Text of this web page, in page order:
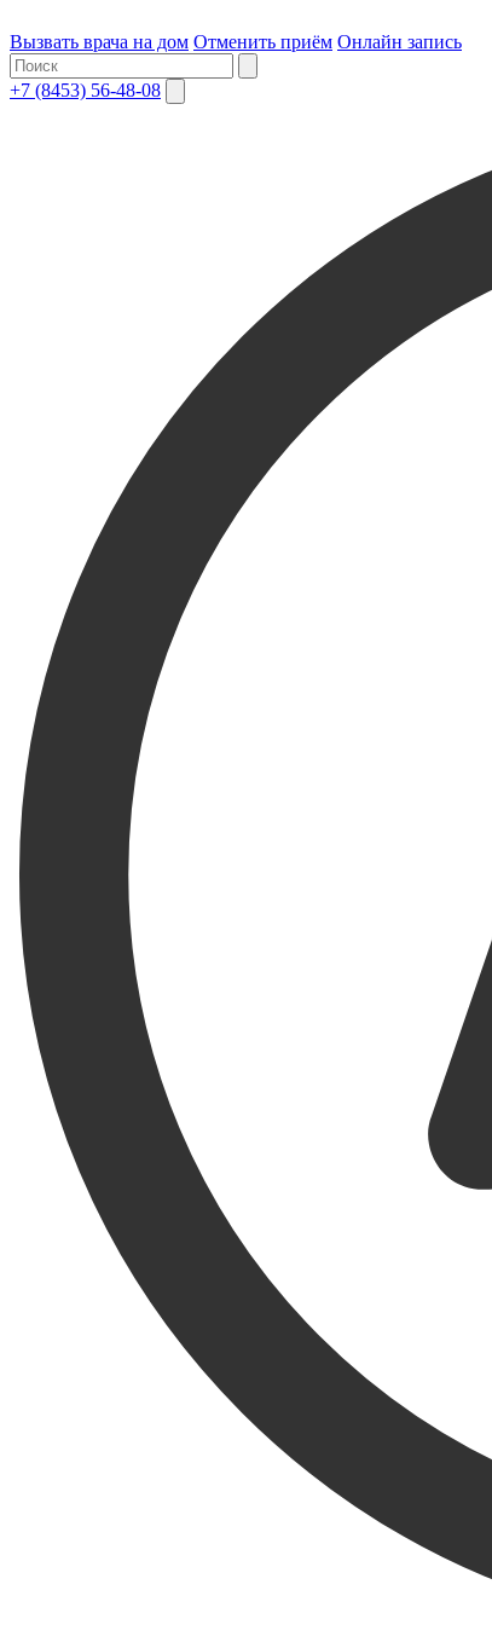
Вызвать врача на дом Отменить приём Онлайн запись
+7 (8453) 56-48-08